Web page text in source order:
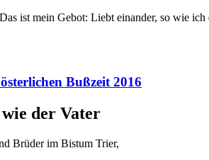
Das ist mein Gebot: Liebt einander, so wie ich
Bußzeit 2016
der Vater
Brüder im Bistum Trier,